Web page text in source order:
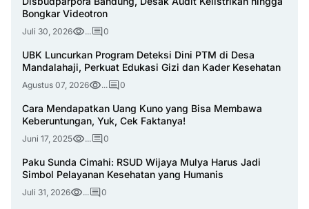
Bongkar Videotron
Juli 30, 2026 ... 0
UBK Luncurkan Program Deteksi Dini PTM di Desa
Mandalahaji, Perkuat Edukasi Gizi dan Kader Kesehatan
Agustus 07, 2026 ... 0
Cara Mendapatkan Uang Kuno yang Bisa Membawa
Keberuntungan, Yuk, Cek Faktanya!
Juni 17, 2025 ... 0
Paku Sunda Cimahi: RSUD Wijaya Mulya Harus Jadi
Simbol Pelayanan Kesehatan yang Humanis
Juli 31, 2026 ... 0